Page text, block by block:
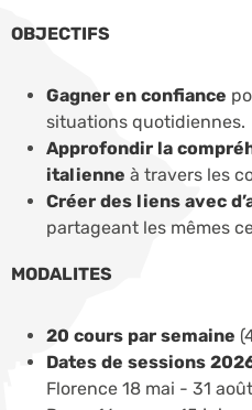
OBJECTIFS
Gagner en confiance
situations quotidiennes.
Approfondir la
italienne à travers les
Créer des liens avec
partageant les mêmes
MODALITES
20 cours par semaine
Dates de sessions
Florence 18 mai - 31